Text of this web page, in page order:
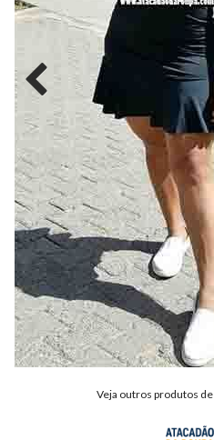
MODA
MODA
GRIFE
MODA
INFANTIL
MODA
INTIMA
MODA
INVERNO
MODA
MASCULINA
MODA
PLUS
Veja outros produtos de